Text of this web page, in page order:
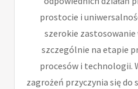
prostocie i
szerokie zastosowanie
szczególnie na etapie
procesów i technologii.
zagrożeń przyczynia się do